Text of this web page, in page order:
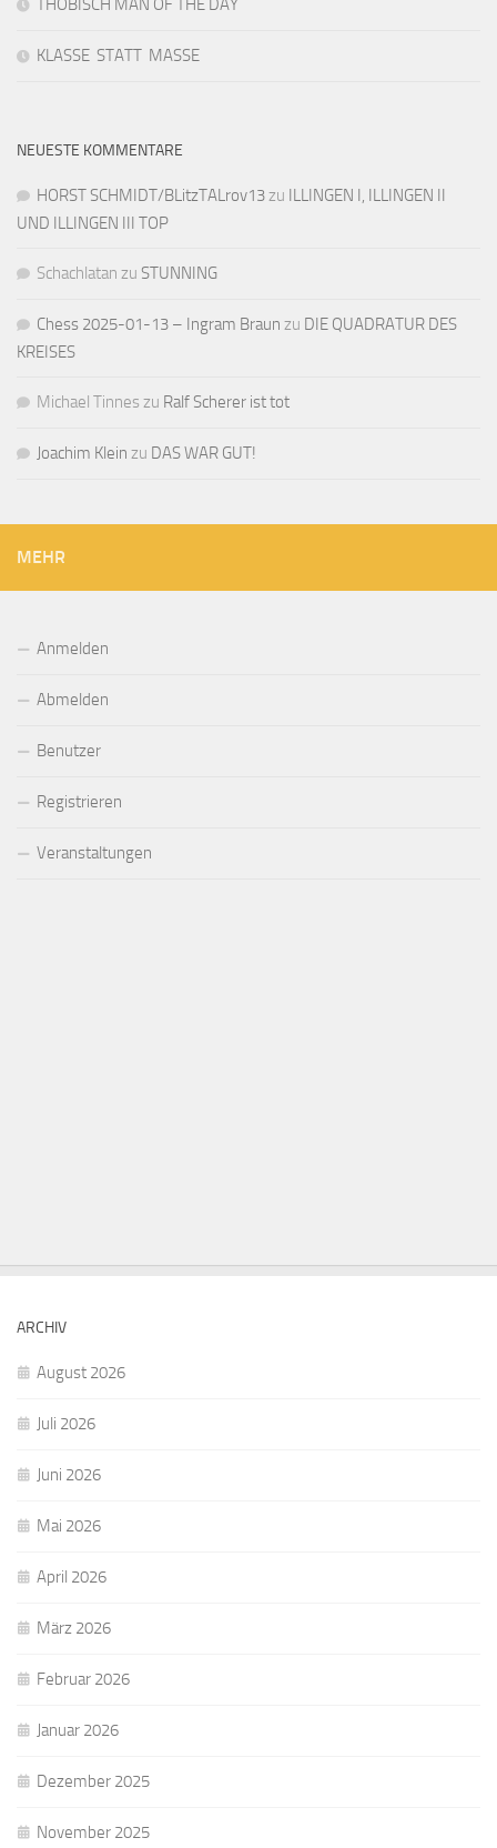
THOBISCH MAN OF THE DAY
KLASSE STATT MASSE
NEUESTE KOMMENTARE
HORST SCHMIDT/BLitzTALrov13zu ILLINGEN I, ILLINGEN II
UND ILLINGEN III TOP
Schachlatan zu STUNNING
Chess 2025-01-13 – Ingram Braun zu DIE QUADRATUR DES
KREISES
Michael Tinnes zu Ralf Scherer ist tot
Joachim Klein zu DAS WAR GUT!
MEHR
Anmelden
Abmelden
Benutzer
Registrieren
Veranstaltungen
ARCHIV
August 2026
Juli 2026
Juni 2026
Mai 2026
April 2026
März 2026
Februar 2026
Januar 2026
Dezember 2025
November 2025